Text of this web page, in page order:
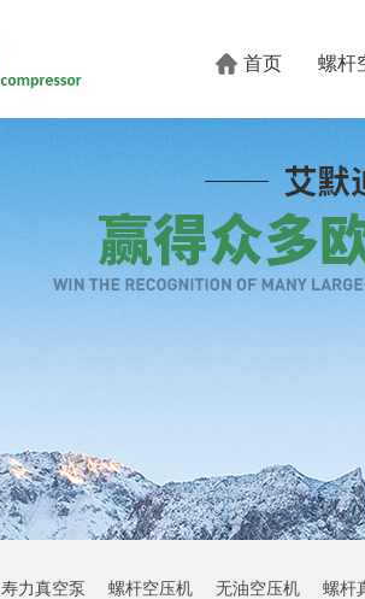
首页 螺杆
寿力真空泵 螺杆空压机 无油空压机 螺杆